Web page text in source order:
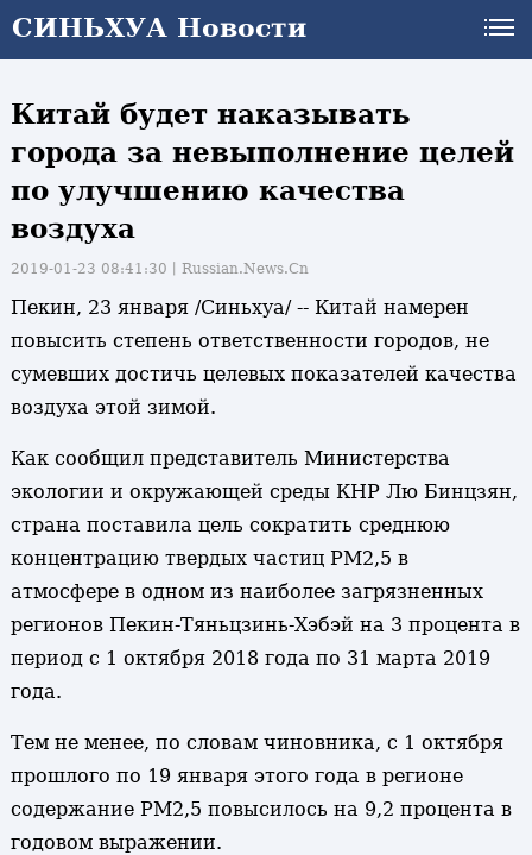
СИНЬХУА Новости
Китай будет наказывать
города за невыполнение целей
по улучшению качества
воздуха
2019-01-23 08:41:30丨 Russian.News.Cn
Пекин, 23 января /Синьхуа/ -- Китай намерен
повысить степень ответственности городов, не
сумевших достичь целевых показателей качества
воздуха этой зимой.
Как сообщил представитель Министерства
экологии и окружающей среды КНР Лю Бинцзян,
страна поставила цель сократить среднюю
концентрацию твердых частиц РМ2,5 в
атмосфере в одном из наиболее загрязненных
регионов Пекин-Тяньцзинь-Хэбэй на 3 процента в
период с 1 октября 2018 года по 31 марта 2019
года.
Тем не менее, по словам чиновника, с 1 октября
прошлого по 19 января этого года в регионе
содержание РМ2,5 повысилось на 9,2 процента в
годовом выражении.